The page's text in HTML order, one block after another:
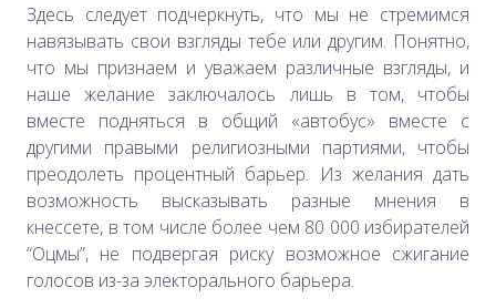
Здесь следует подчеркнуть, что мы не стремимся
навязывать свои взгляды тебе или другим. Понятно,
что мы признаем и уважаем различные взгляды, и
наше желание заключалось лишь в том, чтобы
вместе подняться в общий «автобус» вместе с
другими правыми религиозными партиями, чтобы
преодолеть процентный барьер. Из желания дать
возможность высказывать разные мнения в
кнессете, в том числе более чем 80 000 избирателей
“Оцмы”, не подвергая риску возможное сжигание
голосов из-за электорального барьера.